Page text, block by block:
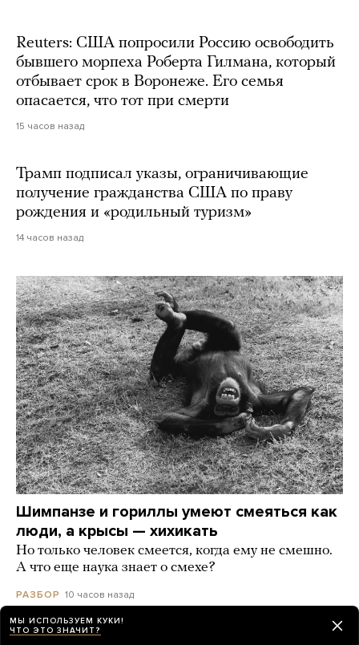
Reuters: США попросили Россию освободить
бывшего морпеха Роберта Гилмана, который
отбывает срок в Воронеже. Его семья
опасается, что тот при смерти
15 часов назад
Трамп подписал указы, ограничивающие
получение гражданства США по праву
рождения и «родильный туризм»
14 часов назад
Шимпанзе и гориллы умеют смеяться как
люди, а крысы — хихикать
Но только человек смеется, когда ему не смешно.
А что еще наука знает о смехе?
РАЗБОР 10 часов назад
МЫ ИСПОЛЬЗУЕМ КУКИ!
ЧТО ЭТО ЗНАЧИТ?